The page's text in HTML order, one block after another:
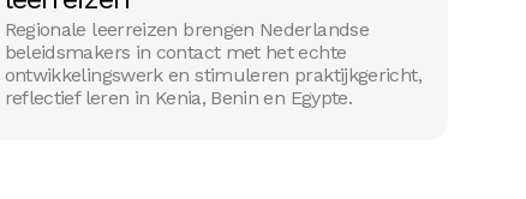
Regionale leerreizen brengen Nederlandse
beleidsmakers in contact met het echte
ontwikkelingswerk en stimuleren praktijkgericht,
reflectief leren in Kenia, Benin en Egypte.